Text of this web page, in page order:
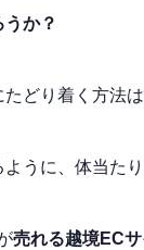
か？
どり着く方法
うに、体当た
売れる越境ECサ